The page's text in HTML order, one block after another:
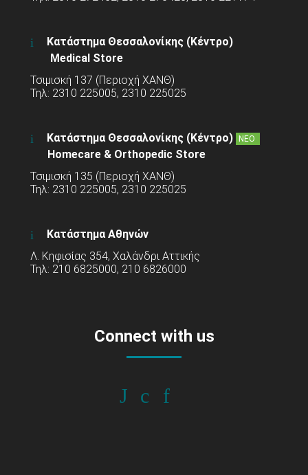
Κατάστημα Θεσσαλονίκης (Κέντρο)
Medical Store
Τσιμισκή 137 (Περιοχή ΧΑΝΘ)
Τηλ: 2310 225005, 2310 225025
Κατάστημα Θεσσαλονίκης (Κέντρο) ΝΕΟ
Homecare & Orthopedic Store
Τσιμισκή 135 (Περιοχή ΧΑΝΘ)
Τηλ: 2310 225005, 2310 225025
Κατάστημα Αθηνών
Λ. Κηφισίας 354, Χαλάνδρι Αττικής
Τηλ: 210 6825000, 210 6826000
Connect with us